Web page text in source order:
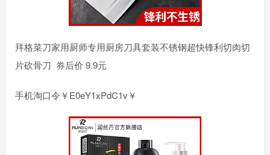
拜格菜刀家用厨师专用厨房刀具套装不锈钢超快锋利切肉切
片砍骨刀 券后价 9.9元
手机淘口令￥E0eY1xPdC1v￥